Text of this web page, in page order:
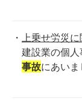
上乗せ労災
建設業の個
事故にあい